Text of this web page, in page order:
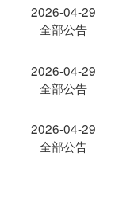
2026-04-29
全部公告
2026-04-29
全部公告
2026-04-29
全部公告